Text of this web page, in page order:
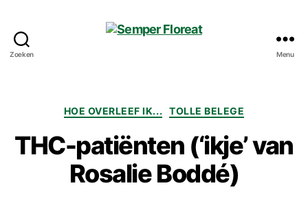
Zoeken Menu
Categorieën
HOE OVERLEEF IK... TOLLE BELEGE
THC-patiënten (‘ikje’ van
Rosalie Boddé)